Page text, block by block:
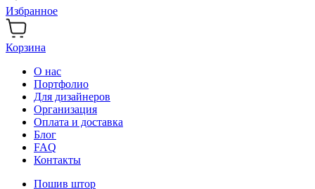
Избранное
Корзина
О нас
Портфолио
Для дизайнеров
Организация
Оплата и доставка
Блог
FAQ
Контакты
Пошив штор